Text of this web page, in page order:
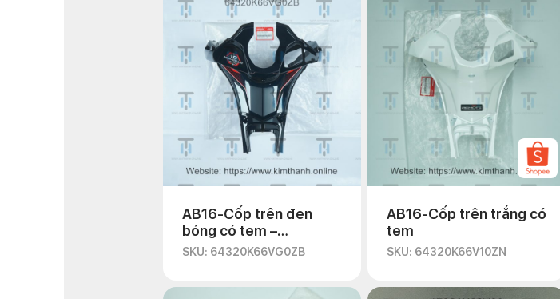
AB16-Cốp trên đen
bóng có tem –
Smartkey
SKU: 64320K66VG0ZB
AB16-Cốp trên trắng có
tem
SKU: 64320K66V10ZN